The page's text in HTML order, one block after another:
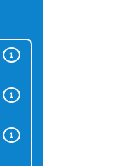
1
1
1